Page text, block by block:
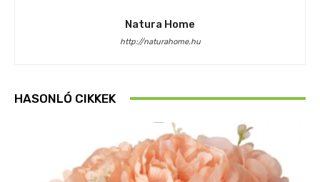
Natura Home
http://naturahome.hu
HASONLÓ CIKKEK